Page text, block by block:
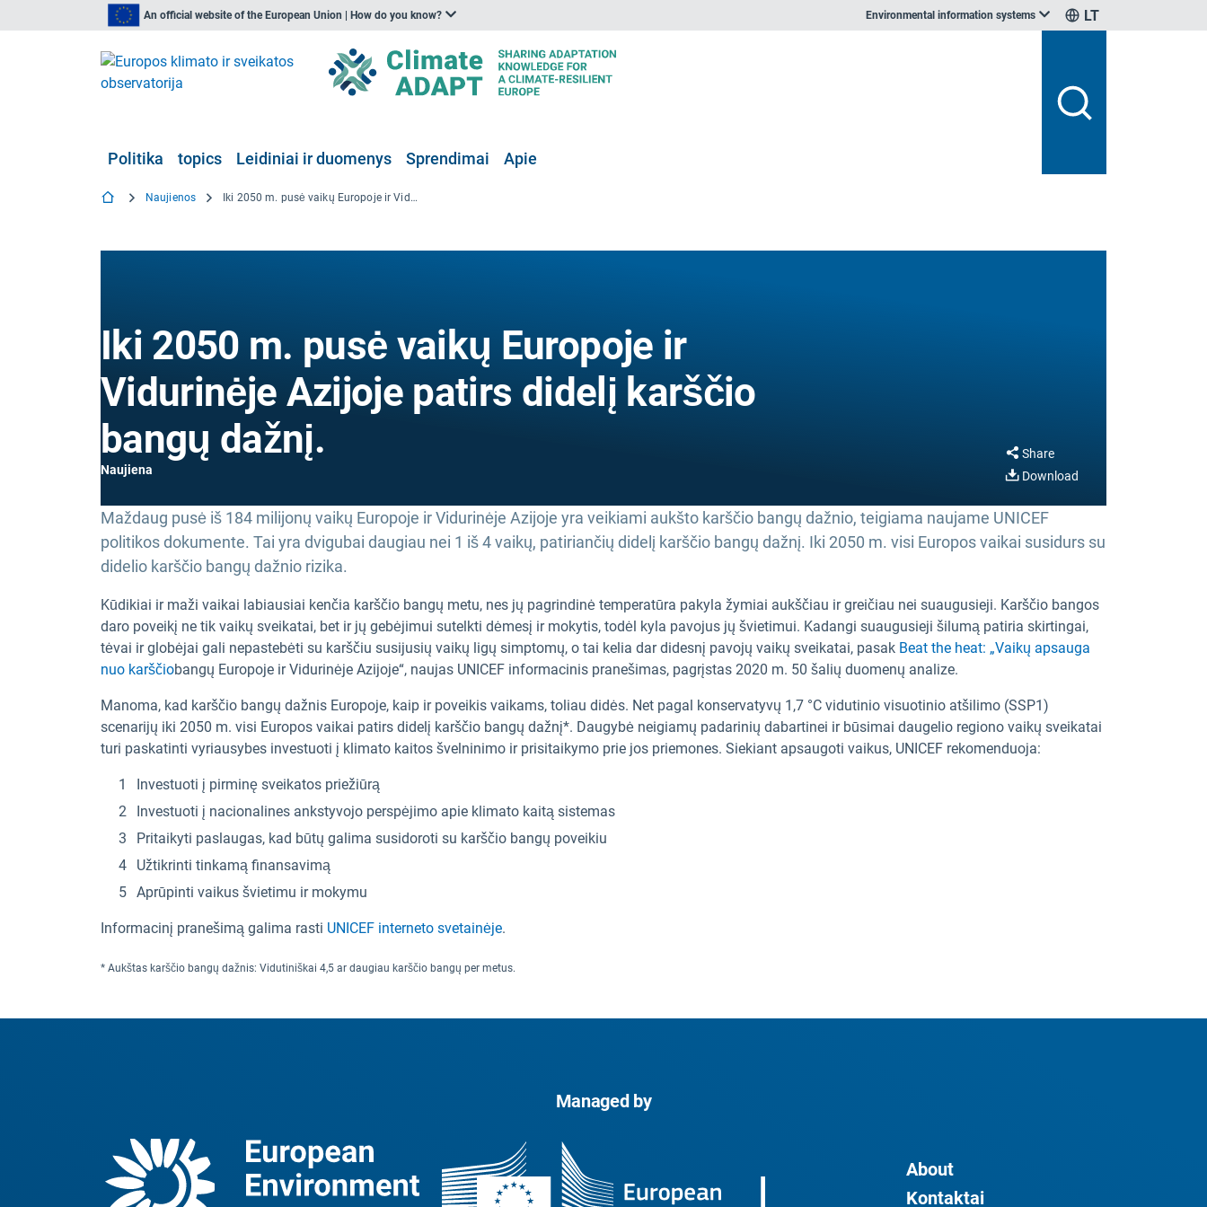
An official website of the European Union | How do you know? Environmental information systems LT
Politika topics Leidiniai ir duomenys Sprendimai Apie
Naujienos Iki 2050 m. pusė vaikų Europoje ir Vidurinėje Azijoje patirs didelį karščio bangų dažnį.
Iki 2050 m. pusė vaikų Europoje ir
Vidurinėje Azijoje patirs didelį karščio
bangų dažnį.
Naujiena
Share
Download
Maždaug pusė iš 184 milijonų vaikų Europoje ir Vidurinėje Azijoje yra veikiami aukšto karščio bangų dažnio, teigiama naujame UNICEF
politikos dokumente. Tai yra dvigubai daugiau nei 1 iš 4 vaikų, patiriančių didelį karščio bangų dažnį. Iki 2050 m. visi Europos vaikai susidurs su
didelio karščio bangų dažnio rizika.
Kūdikiai ir maži vaikai labiausiai kenčia karščio bangų metu, nes jų pagrindinė temperatūra pakyla žymiai aukščiau ir greičiau nei suaugusieji. Karščio bangos
daro poveikį ne tik vaikų sveikatai, bet ir jų gebėjimui sutelkti dėmesį ir mokytis, todėl kyla pavojus jų švietimui. Kadangi suaugusieji šilumą patiria skirtingai,
tėvai ir globėjai gali nepastebėti su karščiu susijusių vaikų ligų simptomų, o tai kelia dar didesnį pavojų vaikų sveikatai, pasak Beat the heat: „Vaikų apsauga
nuo karščiobangų Europoje ir Vidurinėje Azijoje“, naujas UNICEF informacinis pranešimas, pagrįstas 2020 m. 50 šalių duomenų analize.
Manoma, kad karščio bangų dažnis Europoje, kaip ir poveikis vaikams, toliau didės. Net pagal konservatyvų 1,7 °C vidutinio visuotinio atšilimo (SSP1)
scenarijų iki 2050 m. visi Europos vaikai patirs didelį karščio bangų dažnį*. Daugybė neigiamų padarinių dabartinei ir būsimai daugelio regiono vaikų sveikatai
turi paskatinti vyriausybes investuoti į klimato kaitos švelninimo ir prisitaikymo prie jos priemones. Siekiant apsaugoti vaikus, UNICEF rekomenduoja:
Investuoti į pirminę sveikatos priežiūrą
Investuoti į nacionalines ankstyvojo perspėjimo apie klimato kaitą sistemas
Pritaikyti paslaugas, kad būtų galima susidoroti su karščio bangų poveikiu
Užtikrinti tinkamą finansavimą
Aprūpinti vaikus švietimu ir mokymu
Informacinį pranešimą galima rasti UNICEF interneto svetainėje.
* Aukštas karščio bangų dažnis: Vidutiniškai 4,5 ar daugiau karščio bangų per metus.
Managed by
About
Kontaktai